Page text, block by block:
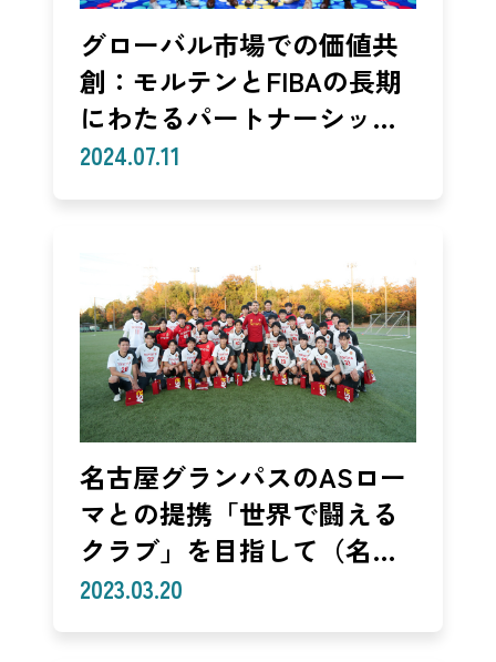
グローバル市場での価値共
創：モルテンとFIBAの長期
にわたるパートナーシップ
から学ぶ国際ビジネス戦略
2024.07.11
名古屋グランパスのASロー
マとの提携「世界で闘える
クラブ」を目指して（名古
屋グランパス 谷藤宰）
2023.03.20